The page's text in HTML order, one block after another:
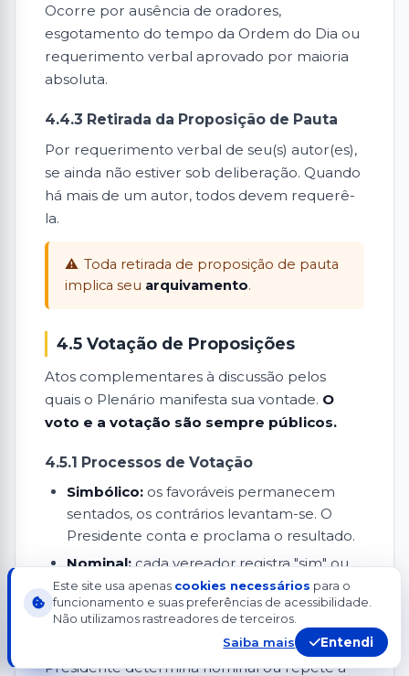
Ocorre por ausência de oradores,
esgotamento do tempo da Ordem do Dia ou
requerimento verbal aprovado por maioria
absoluta.
4.4.3 Retirada da Proposição de Pauta
Por requerimento verbal de seu(s) autor(es),
se ainda não estiver sob deliberação. Quando
há mais de um autor, todos devem requerê-
la.
Toda retirada de proposição de pauta
implica seu arquivamento.
4.5 Votação de Proposições
Atos complementares à discussão pelos
quais o Plenário manifesta sua vontade. O
voto e a votação são sempre públicos.
4.5.1 Processos de Votação
Simbólico: os favoráveis permanecem
sentados, os contrários levantam-se. O
Presidente conta e proclama o resultado.
Nominal:cada vereador registra "sim" ou
"não" no terminal eletrônico (ou por
chamada de viva voz).
Se houver dúvida sobre votação simbólica, o
Presidente determina nominal ou repete a
Este site usa apenas cookies necessários para o
funcionamento e suas preferências de acessibilidade.
Não utilizamos rastreadores de terceiros.
Saiba mais Entendi